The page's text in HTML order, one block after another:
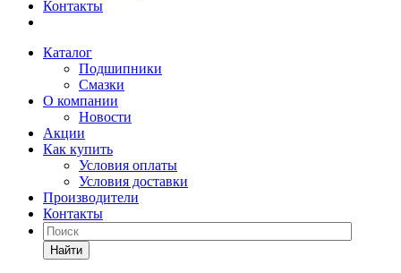
Контакты
Каталог
Подшипники
Смазки
О компании
Новости
Акции
Как купить
Условия оплаты
Условия доставки
Производители
Контакты
Найти